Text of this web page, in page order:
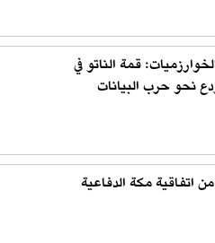
قمة الناتو في
نحو حرب البيانات
اتفاقية مكة الدفاعية